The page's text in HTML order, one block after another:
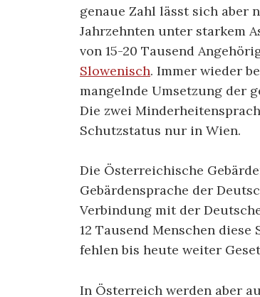
genaue Zahl lässt sich aber
Jahrzehnten unter starkem
von 15-20 Tausend
Slowenisch. Immer wieder
mangelnde Umsetzung der
Die zwei
Schutzstatus nur in Wien.
Die Österreichische
Gebärdensprache der
Verbindung mit der
12 Tausend Menschen
fehlen bis heute weiter
In Österreich werden aber